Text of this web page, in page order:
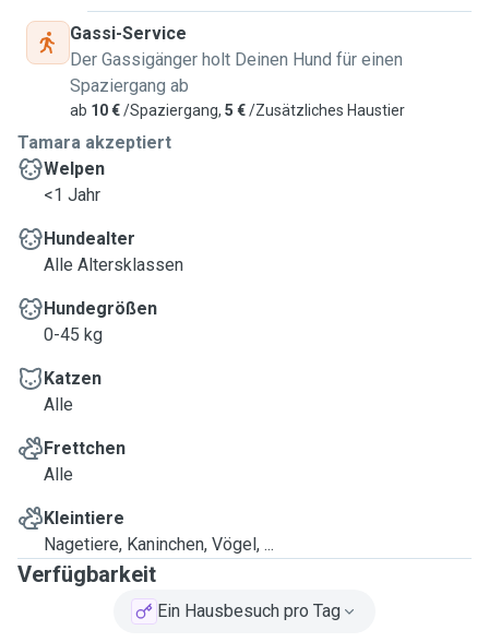
Gassi-Service
Der Gassigänger holt Deinen Hund für einen
Spaziergang ab
ab 10 €/Spaziergang, 5 €/Zusätzliches Haustier
Tamara akzeptiert
Welpen
<1 Jahr
Hundealter
Alle Altersklassen
Hundegrößen
0-45 kg
Katzen
Alle
Frettchen
Alle
Kleintiere
Nagetiere, Kaninchen, Vögel, ...
Verfügbarkeit
Ein Hausbesuch pro Tag